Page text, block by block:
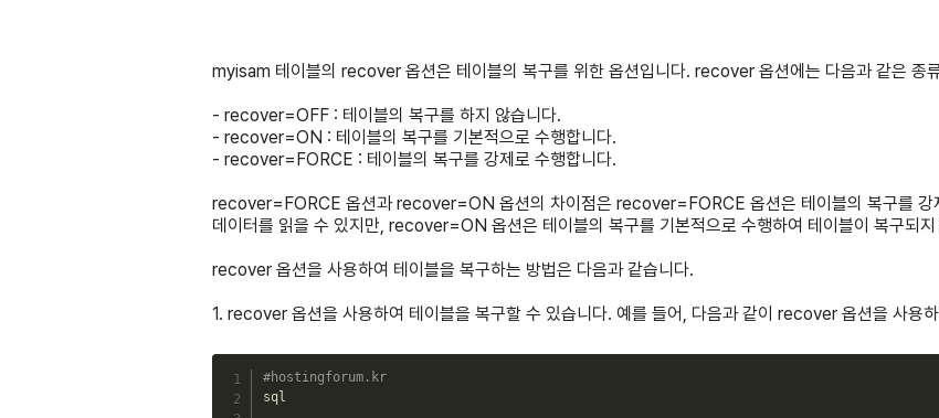
myisam 테이블의 recover 옵션은 테이블의 복구를 위한 옵션입니다. recover 옵션에는 다음과 같은 종
- recover=OFF : 테이블의 복구를 하지 않습니다.
- recover=ON : 테이블의 복구를 기본적으로 수행합니다.
- recover=FORCE : 테이블의 복구를 강제로 수행합니다.
recover=FORCE 옵션과 recover=ON 옵션의 차이점은 recover=FORCE 옵션은 테이블의 복구를 강
데이터를 읽을 수 있지만, recover=ON 옵션은 테이블의 복구를 기본적으로 수행하여 테이블이 복구되
recover 옵션을 사용하여 테이블을 복구하는 방법은 다음과 같습니다.
1. recover 옵션을 사용하여 테이블을 복구할 수 있습니다. 예를 들어, 다음과 같이 recover 옵션을 사용
#hostingforum.kr
sql